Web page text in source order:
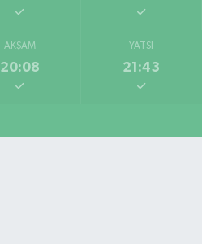
AKŞAM
20:08
YATSI
21:43